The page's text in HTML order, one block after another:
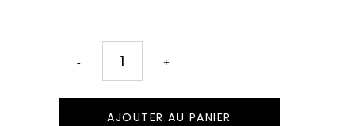
AJOUTER AU PANIER